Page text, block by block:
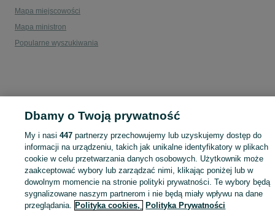
Mapa miejscowości
Mapa ministron
Popularne wyszukiwania
Dbamy o Twoją prywatność
My i nasi447 partnerzy przechowujemy lub uzyskujemy dostęp do
informacji na urządzeniu, takich jak unikalne identyfikatory w plikach
cookie w celu przetwarzania danych osobowych. Użytkownik może
zaakceptować wybory lub zarządzać nimi, klikając poniżej lub w
dowolnym momencie na stronie polityki prywatności. Te wybory będą
sygnalizowane naszym partnerom i nie będą miały wpływu na dane
przeglądania. Polityka cookies, Polityka Prywatności